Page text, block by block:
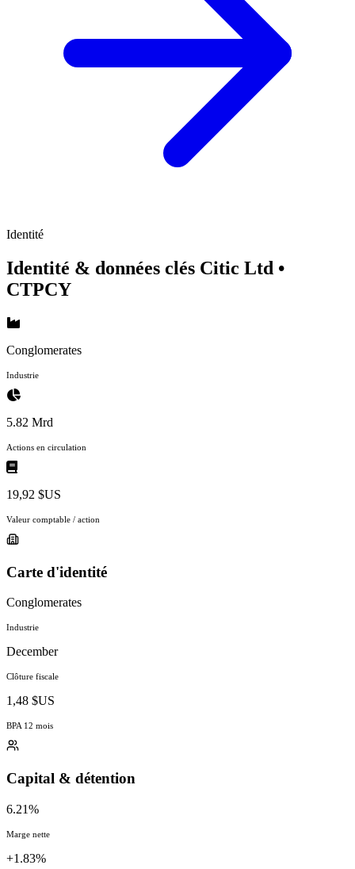
Identité
Identité & données clés Citic Ltd •
CTPCY
Conglomerates
Industrie
5.82 Mrd
Actions en circulation
19,92 $US
Valeur comptable / action
Carte d'identité
Conglomerates
Industrie
December
Clôture fiscale
1,48 $US
BPA 12 mois
Capital & détention
6.21%
Marge nette
+1.83%